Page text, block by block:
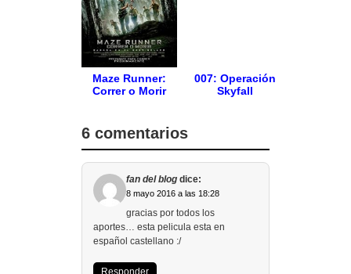
Maze Runner:
Correr o Morir
007: Operación
Skyfall
6 comentarios
fan del blog dice:
8 mayo 2016 a las 18:28
gracias por todos los
aportes… esta pelicula esta en
español castellano :/
Responder